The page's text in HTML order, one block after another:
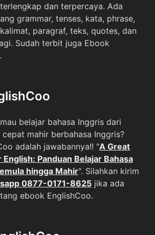
dan terpercaya. Ada
grammar, tenses, kata, phrase,
paragraf, teks, quotes, dan
Sudah terbit juga Ebook
belajar bahasa Inggris dari
mahir berbahasa Inggris?
adalah jawabannya!! "A Great
Panduan Belajar Bahasa
hingga Mahir". Silahkan kirim
0877-0171-8625 jika ada
ebook EnglishCoo.